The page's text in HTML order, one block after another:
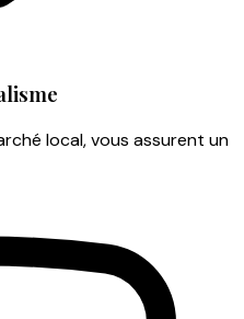
local, vous assurent un